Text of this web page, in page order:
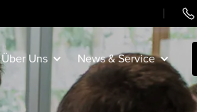
Über Uns News & Service